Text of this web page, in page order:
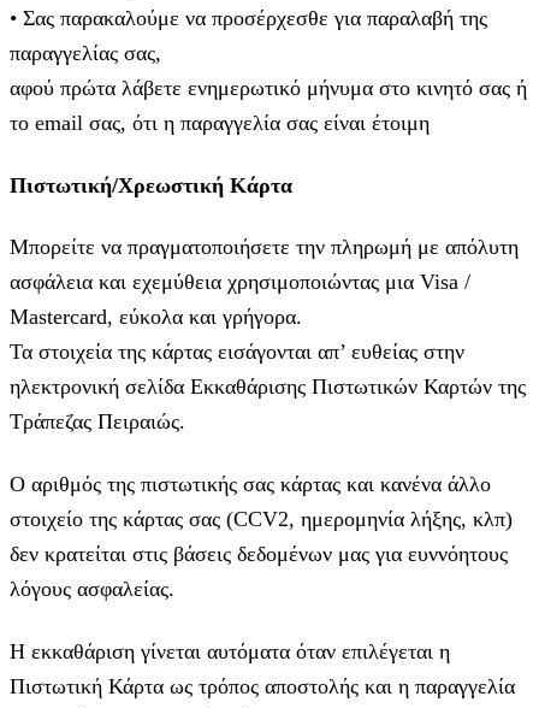
• Σας παρακαλούμε να προσέρχεσθε για παραλαβή της
παραγγελίας σας,
αφού πρώτα λάβετε ενημερωτικό μήνυμα στο κινητό σας ή
το email σας, ότι η παραγγελία σας είναι έτοιμη
Πιστωτική/Χρεωστική Κάρτα
Μπορείτε να πραγματοποιήσετε την πληρωμή με απόλυτη
ασφάλεια και εχεμύθεια χρησιμοποιώντας μια Visa /
Mastercard, εύκολα και γρήγορα.
Τα στοιχεία της κάρτας εισάγoνται απ’ ευθείας στην
ηλεκτρονική σελίδα Εκκαθάρισης Πιστωτικών Καρτών της
Τράπεζας Πειραιώς.
Ο αριθμός της πιστωτικής σας κάρτας και κανένα άλλο
στοιχείο της κάρτας σας (CCV2, ημερομηνία λήξης, κλπ)
δεν κρατείται στις βάσεις δεδομένων μας για ευννόητους
λόγους ασφαλείας.
Η εκκαθάριση γίνεται αυτόματα όταν επιλέγεται η
Πιστωτική Κάρτα ως τρόπος αποστολής και η παραγγελία